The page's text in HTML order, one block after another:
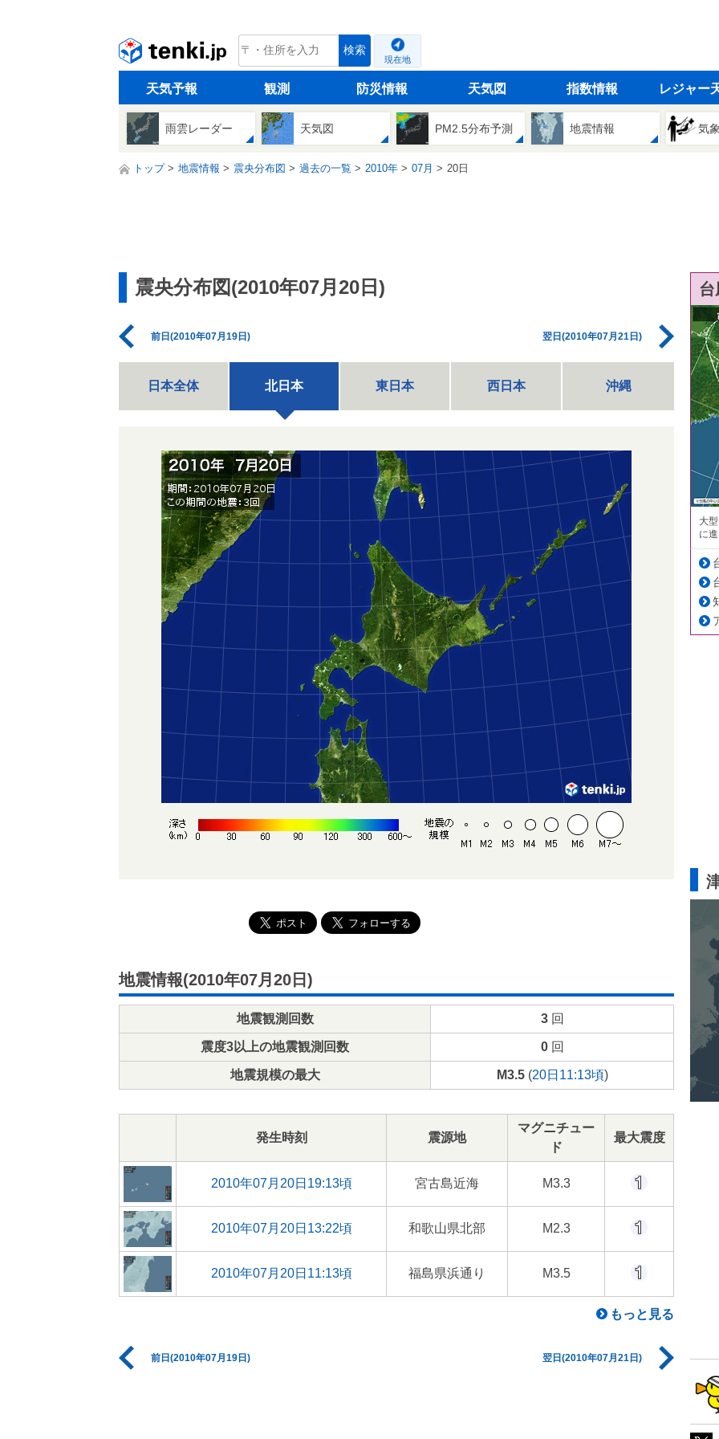
tenki.jp 検索
現在地
天気予報 観測 防災情報 天気図 指数情報 レジャー
雨雲レーダー 天気図 PM2.5分布予測 地震情報 気
トップ 地震情報 震央分布図 過去の一覧 2010年 07月 20日
震央分布図(2010年07月20日)
前日(2010年07月19日) 翌日(2010年07月21日)
日本全体 北日本 東日本 西日本 沖縄
地震情報(2010年07月20日)
地震観測回数 3回
震度3以上の地震観測回数 0回
地震規模の最大 M3.5(20日11:13頃)
発生時刻 震源地
マグニチュー
ド
最大震度
2010年07月20日19:13頃 宮古島近海 M3.3
2010年07月20日13:22頃 和歌山県北部 M2.3
2010年07月20日11:13頃 福島県浜通り M3.5
もっと見る
前日(2010年07月19日) 翌日(2010年07月21日)
大
に